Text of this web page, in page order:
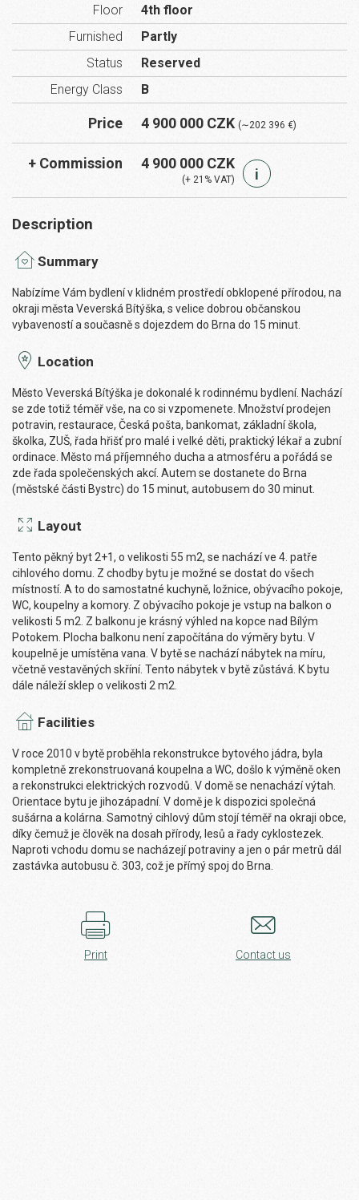
Floor
4th floor
Furnished
Partly
Status
Reserved
Energy Class
B
Price 4 900 000 CZK (∼202 396 €)
+ Commission 4 900 000 CZK
(+ 21% VAT) i
Description
Summary
Nabízíme Vám bydlení v klidném prostředí obklopené přírodou, na
okraji města Veverská Bítýška, s velice dobrou občanskou
vybaveností a současně s dojezdem do Brna do 15 minut.
Location
Město Veverská Bítýška je dokonalé k rodinnému bydlení. Nachází
se zde totiž téměř vše, na co si vzpomenete. Množství prodejen
potravin, restaurace, Česká pošta, bankomat, základní škola,
školka, ZUŠ, řada hřišť pro malé i velké děti, praktický lékař a zubní
ordinace. Město má příjemného ducha a atmosféru a pořádá se
zde řada společenských akcí. Autem se dostanete do Brna
(městské části Bystrc) do 15 minut, autobusem do 30 minut.
Layout
Tento pěkný byt 2+1, o velikosti 55 m2, se nachází ve 4. patře
cihlového domu. Z chodby bytu je možné se dostat do všech
místností. A to do samostatné kuchyně, ložnice, obývacího pokoje,
WC, koupelny a komory. Z obývacího pokoje je vstup na balkon o
velikosti 5 m2. Z balkonu je krásný výhled na kopce nad Bílým
Potokem. Plocha balkonu není započítána do výměry bytu. V
koupelně je umístěna vana. V bytě se nachází nábytek na míru,
včetně vestavěných skříní. Tento nábytek v bytě zůstává. K bytu
dále náleží sklep o velikosti 2 m2.
Facilities
V roce 2010 v bytě proběhla rekonstrukce bytového jádra, byla
kompletně zrekonstruovaná koupelna a WC, došlo k výměně oken
a rekonstrukci elektrických rozvodů. V domě se nenachází výtah.
Orientace bytu je jihozápadní. V domě je k dispozici společná
sušárna a kolárna. Samotný cihlový dům stojí téměř na okraji obce,
díky čemuž je člověk na dosah přírody, lesů a řady cyklostezek.
Naproti vchodu domu se nacházejí potraviny a jen o pár metrů dál
zastávka autobusu č. 303, což je přímý spoj do Brna.
Print Contact us